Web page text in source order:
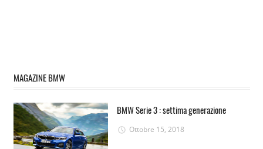
MAGAZINE BMW
BMW Serie 3 : settima generazione
Ottobre 15, 2018